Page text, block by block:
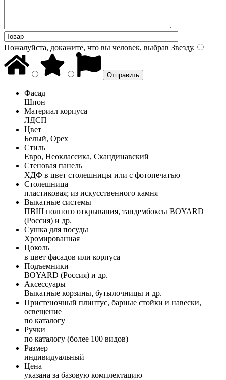
Пожалуйста, докажите, что вы человек, выбрав Звезду.
Фасад
Шпон
Материал корпуса
ЛДСП
Цвет
Белый, Орех
Стиль
Евро, Неоклассика, Скандинавский
Стеновая панель
ХДФ в цвет столешницы или с фотопечатью
Столешница
пластиковая; из искусственного камня
Выкатные системы
ПВШ полного открывания, тандембоксы BOYARD
(Россия) и др.
Сушка для посуды
Хромированная
Цоколь
в цвет фасадов или корпуса
Подъемники
BOYARD (Россия) и др.
Аксессуары
Выкатные корзины, бутылочницы и др.
Пристеночный плинтус, барные стойки и навески,
освещение
по каталогу
Ручки
по каталогу (более 100 видов)
Размер
индивидуальный
Цена
указана за базовую комплектацию